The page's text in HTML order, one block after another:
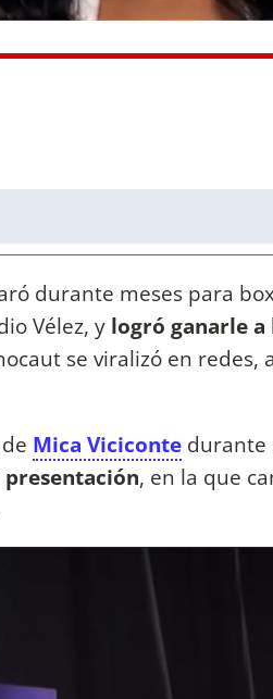
durante meses para
Vélez, y logró ganarle
se viralizó en
Mica Viciconte durante
presentación, en la que